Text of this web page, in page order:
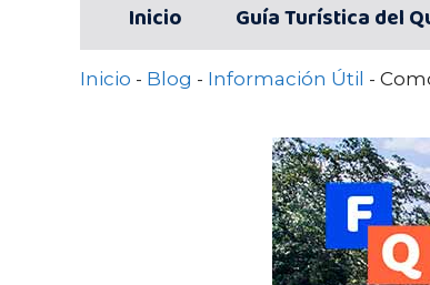
Inicio Guía Turística del
Inicio - Blog - Información Útil -